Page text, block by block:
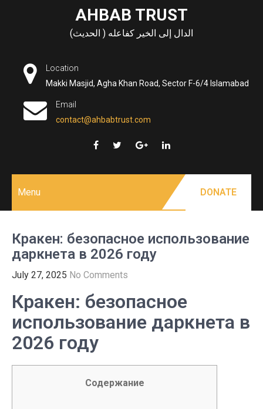
AHBAB TRUST
الدال إلى الخير كفاعله ( الحديث)
Location
Makki Masjid, Agha Khan Road, Sector F-6/4 Islamabad
Email
contact@ahbabtrust.com
Menu DONATE
Кракен: безопасное использование
даркнета в 2026 году
July 27, 2025 No Comments
Кракен: безопасное
использование даркнета в
2026 году
Содержание